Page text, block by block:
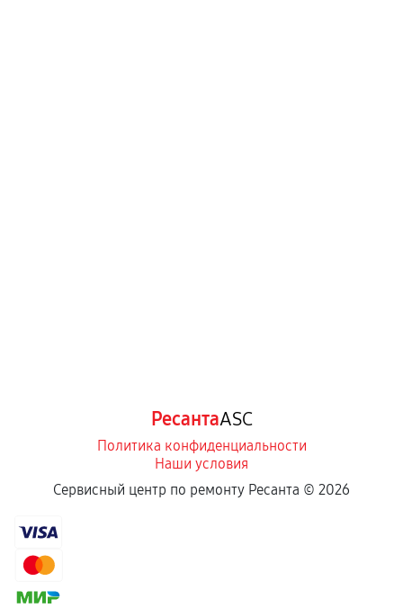
РесантаASC
Политика конфиденциальности
Наши условия
Сервисный центр по ремонту Ресанта © 2026